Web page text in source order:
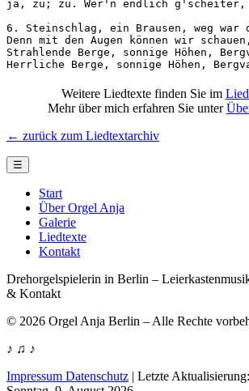
ja, zu; zu. Wer'n endlich g'scheiter,
6. Steinschlag, ein Brausen, weg
Denn mit den Augen können wir
Strahlende Berge, sonnige Höhen,
Herrliche Berge, sonnige Höhen,
Weitere Liedtexte finden Sie im
Mehr über mich erfahren Sie unter
← zurück zum Liedtextarchiv
☰
Start
Über Orgel Anja
Galerie
Liedtexte
Kontakt
Drehorgelspielerin in Berlin –
& Kontakt
© 2026 Orgel Anja Berlin – Alle Rechte
♪ ♫ ♪
Impressum Datenschutz | Letzte Aktualisierung: